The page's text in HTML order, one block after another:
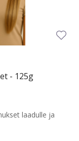
- 125g
laadulle ja